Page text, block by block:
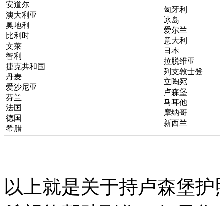
安道尔
澳大利亚
奥地利
比利时
文莱
智利
捷克共和国
丹麦
爱沙尼亚
芬兰
法国
德国
希腊
匈牙利
冰岛
爱尔兰
意大利
日本
拉脱维亚
列支敦士登
立陶宛
卢森堡
马耳他
摩纳哥
新西兰
以上就是关于持卢森堡